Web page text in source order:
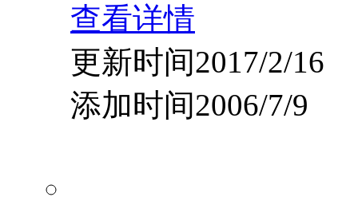
查看详情
更新时间2017/2/16
添加时间2006/7/9